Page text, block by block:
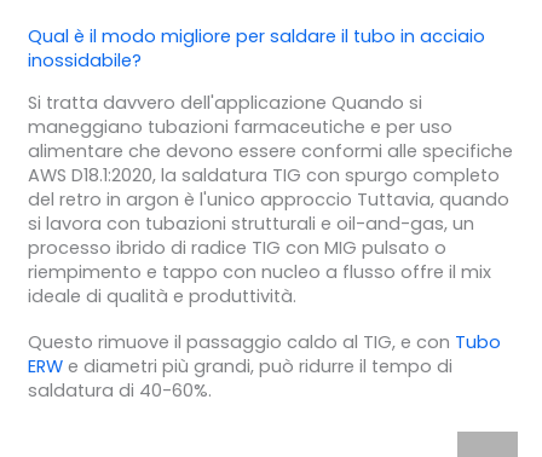
Qual è il modo migliore per saldare il tubo in acciaio
inossidabile?
Si tratta davvero dell'applicazione Quando si
maneggiano tubazioni farmaceutiche e per uso
alimentare che devono essere conformi alle specifiche
AWS D18.1:2020, la saldatura TIG con spurgo completo
del retro in argon è l'unico approccio Tuttavia, quando
si lavora con tubazioni strutturali e oil-and-gas, un
processo ibrido di radice TIG con MIG pulsato o
riempimento e tappo con nucleo a flusso offre il mix
ideale di qualità e produttività.
Questo rimuove il passaggio caldo al TIG, e con Tubo
ERWe diametri più grandi, può ridurre il tempo di
saldatura di 40-60%.